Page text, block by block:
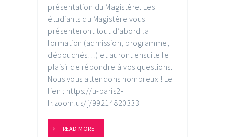
présentation du Magistère. Les
étudiants du Magistère vous
présenteront tout d’abord la
formation (admission, programme,
débouchés…) et auront ensuite le
plaisir de répondre à vos questions.
Nous vous attendons nombreux ! Le
lien : https://u-paris2-
fr.zoom.us/j/99214820333
READ MORE